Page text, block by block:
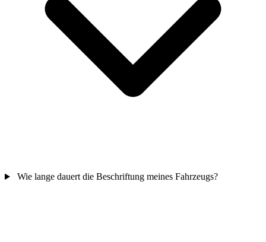
Wie lange dauert die Beschriftung meines Fahrzeugs?